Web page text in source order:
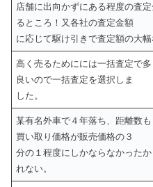
店舗に出向かずにある程度の査
るところ！又各社の査定金額
に応じて駆け引きで査定額の大
高く売るためにには一括査定で
良いので一括査定を選択しま
した。
某有名外車で４年落ち、距離数も
買い取り価格が販売価格の３
分の１程度にしかならなかった
れない。